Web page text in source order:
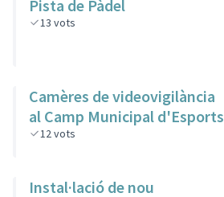
Pista de Pàdel
13 vots
Camères de videovigilància
al Camp Municipal d'Esports
12vots
Instal·lació de nou